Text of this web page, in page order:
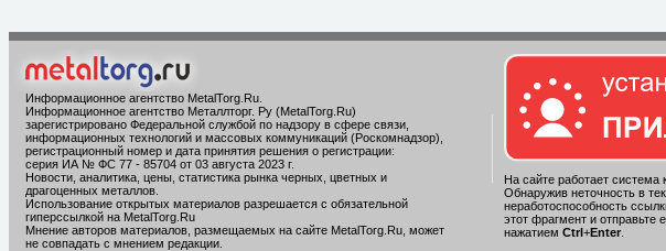
Информационное агентство MetalTorg.Ru
Информационное агентство Металлторг. Ру (MetalTorg.Ru)
зарегистрировано Федеральной службой по надзору в сфере связи,
информационных технологий и массовых коммуникаций (Роскомнадзор),
регистрационный номер и дата принятия решения о регистрации:
серия ИА № ФС 77 - 85704 от 03 августа 2023 г.
Новости, аналитика, цены, статистика рынка черных, цветных и
драгоценных металлов.
Использование открытых материалов разрешается с обязательной
гиперссылкой на MetalTorg.Ru
Мнение авторов материалов, размещаемых на сайте MetalTorg.Ru, может
не совпадать с мнением редакции.
На сайте работает система
Обнаружив неточность в
неработоспособность
этот фрагмент и отправьте
нажатием Ctrl +Enter.